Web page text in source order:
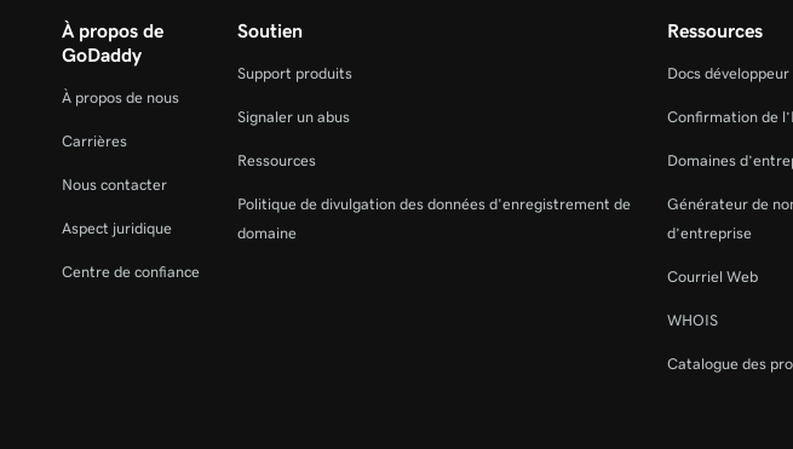
À propos de
GoDaddy
À propos de nous
Carrières
Nous contacter
Aspect juridique
Centre de confiance
Soutien
Support produits
Signaler un abus
Ressources
Politique de divulgation des données d'enregistrement de
domaine
Ressources
Docs développeur
Confirmation de
Domaines
Générateur de
d’entreprise
Courriel Web
WHOIS
Catalogue des